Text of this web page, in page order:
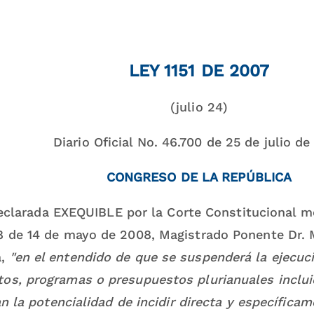
LEY 1151 DE 2007
(julio 24)
Diario Oficial No. 46.700 de 25 de julio de
CONGRESO DE LA REPÚBLICA
EXEQUIBLE por la Corte Constitucional
de 14 de mayo de 2008, Magistrado Ponente Dr.
"en el entendido de que se suspenderá la
programas o presupuestos plurianuales
la potencialidad de incidir directa y